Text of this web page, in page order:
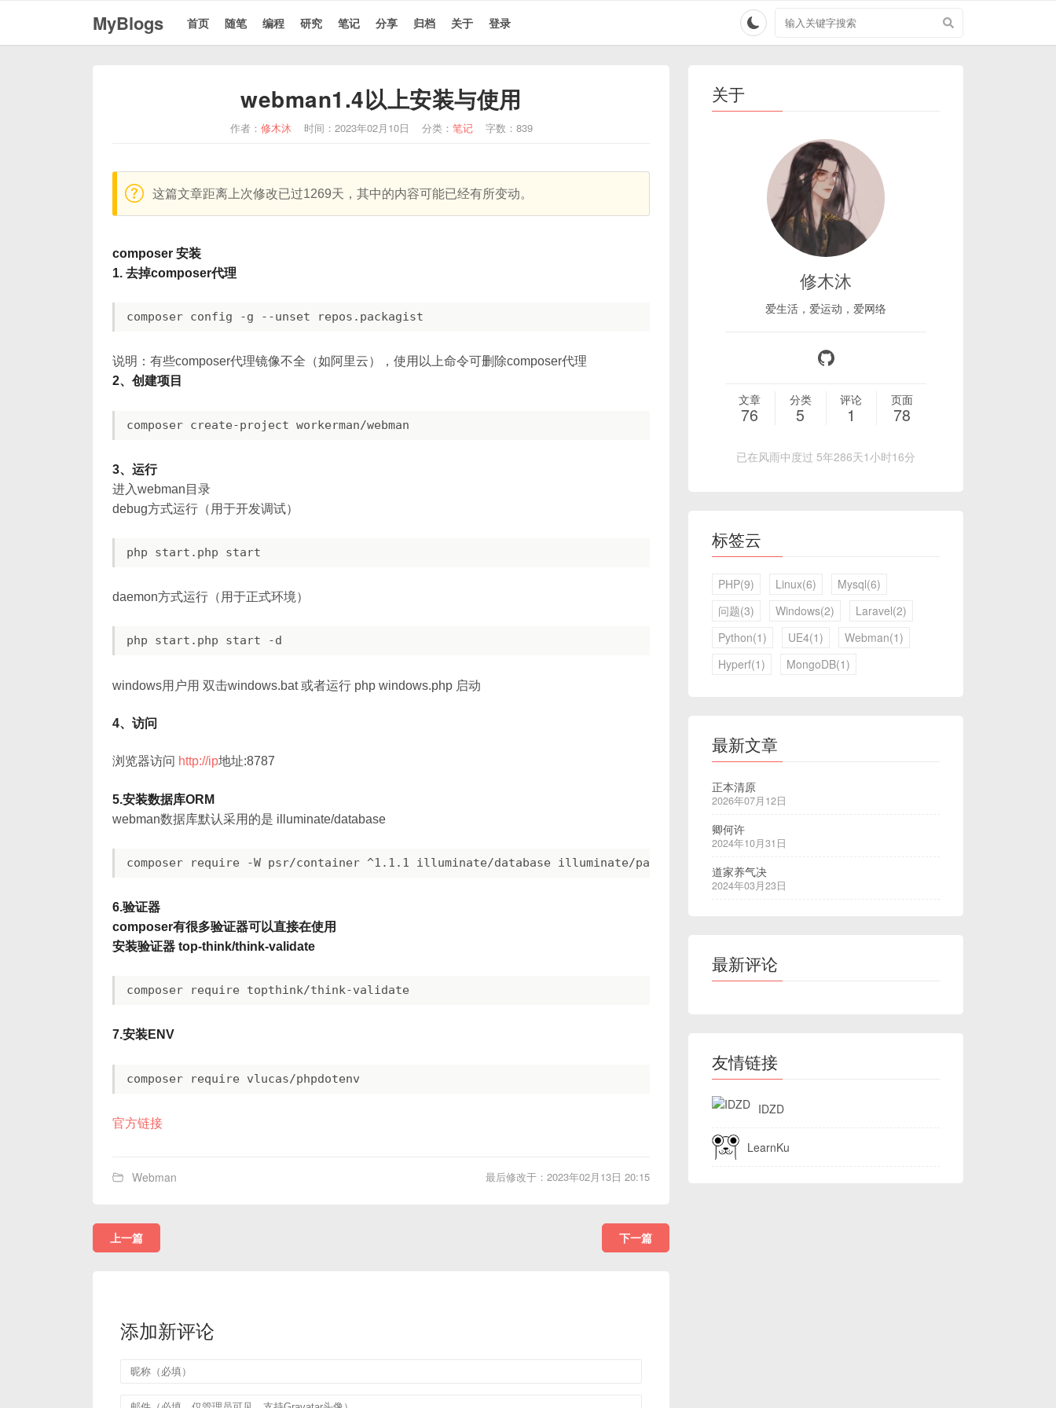
MyBlogs 首页 随笔 编程 研究 笔记 分享 归档 关于 登录
关
webman1.4以上安装与使用
作者： 修木沐 时间：2023年02月10日 分类： 笔记 字数：839
warning:
这篇文章距离上次修改已过1269天，其中的内容可能已经有所变动。
composer 安装
1. 去掉composer代理
说明：有些composer代理镜像不全（如阿里云），使用以上命令可删除composer代理
2、创建项目
3、运行
进入webman目录
debug方式运行（用于开发调试）
daemon方式运行（用于正式环境）
windows用户用 双击windows.bat 或者运行 php windows.php 启动
4、访问
浏览器访问 http://ip地址:8787
5.安装数据库ORM
webman数据库默认采用的是 illuminate/database
6.验证器
composer有很多验证器可以直接在使用
安装验证器 top-think/think-validate
composer require topthink/think-validate
7.安装ENV
官方链接
Webman 最后修改于：2023年02月13日 20:15
上一篇 下一篇
添加新评论
关于
修木沐
爱生活，爱运动，爱网络
文章
76
分类
5
评论
1
页面
78
已在风雨中度过 5年286天1小时16分
标签云
PHP(9) Linux(6)
Mysql(6)
问题(3)
Windows(2)
Laravel(2)
Python(1)
UE4(1)
Webman(1)
Hyperf(1)
MongoDB(1)
最新文章
正本清原
2026年07月12日
卿何许
2024年10月31日
道家养气决
2024年03月23日
最新评论
友情链接
IDZD
LearnKu